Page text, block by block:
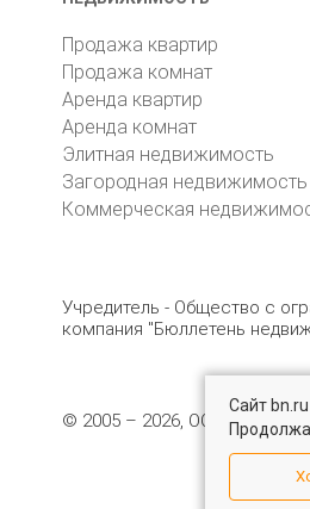
Продажа квартир
Продажа комнат
Аренда квартир
Аренда комнат
Элитная недвижимость
Загородная недвижимость
Коммерческая
Учредитель - Общество с
компания "Бюллетень
© 2005 – 2026, ООО «УК «БН»
Сайт